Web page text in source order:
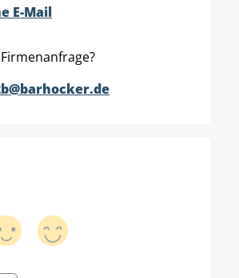
E-Mail